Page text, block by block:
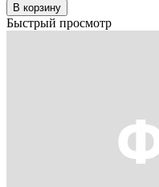
В корзину
Быстрый просмотр